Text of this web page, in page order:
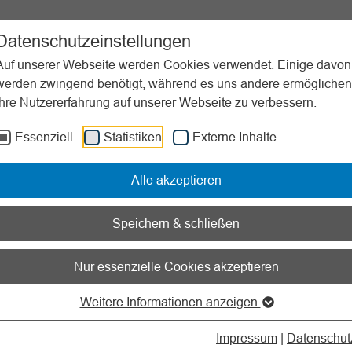
unserer Webseite werden Cookies verwendet. Einige davon
zwingend benötigt, während es uns andere
Nutzererfahrung auf unserer Webseite zu verbessern.
Essenziell Statistiken Externe Inhalte
Alle akzeptieren
Speichern & schließen
Nur essenzielle Cookies akzeptieren
Weitere Informationen anzeigen
Impressum |
Sportpraxis Aktuelles
zum Readspeaker öffnen
Media im Verein
Social Media